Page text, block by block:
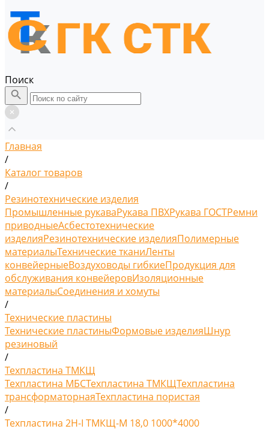
Поиск
Главная
/
Каталог товаров
/
Резинотехнические изделия
Промышленные рукаваРукава ПВХРукава ГОСТРемни
приводныеАсбестотехнические
изделияРезинотехнические изделияПолимерные
материалыТехнические тканиЛенты
конвейерныеВоздуховоды гибкиеПродукция для
обслуживания конвейеровИзоляционные
материалыСоединения и хомуты
/
Технические пластины
Технические пластиныФормовые изделияШнур
резиновый
/
Техпластина ТМКЩ
Техпластина МБСТехпластина ТМКЩТехпластина
трансформаторнаяТехпластина пористая
/
Техпластина 2Н-I ТМКЩ-М 18,0 1000*4000